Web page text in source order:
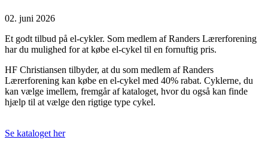
02. juni 2026
Et godt tilbud på el-cykler. Som medlem af Randers Lærerforening
har du mulighed for at købe el-cykel til en fornuftig pris.
HF Christiansen tilbyder, at du som medlem af Randers
Lærerforening kan købe en el-cykel med 40% rabat. Cyklerne, du
kan vælge imellem, fremgår af kataloget, hvor du også kan finde
hjælp til at vælge den rigtige type cykel.
Se kataloget her